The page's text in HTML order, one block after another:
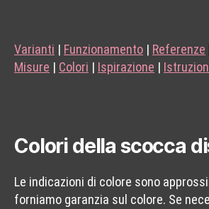
Varianti | Funzionamento | Referenze
Misure | Colori | Ispirazione |
Colori della scocca
Le indicazioni di colore sono
forniamo garanzia sul colore. Se